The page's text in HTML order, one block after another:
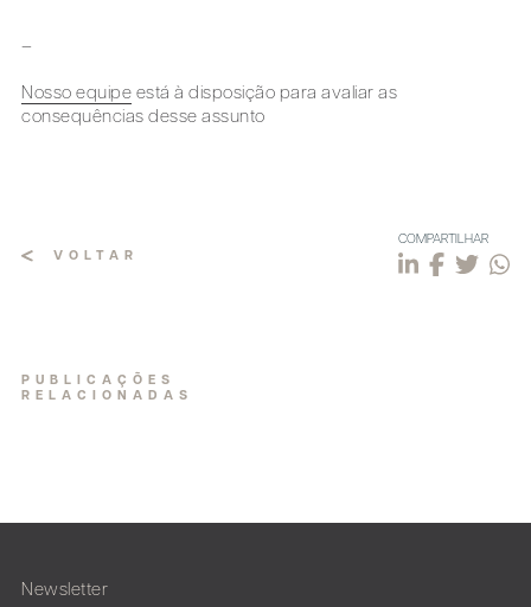
Nosso equipe está à disposição para avaliar as
consequências desse assunto
VOLTAR
COMPARTILHAR
PUBLICAÇÕES
RELACIONADAS
Newsletter